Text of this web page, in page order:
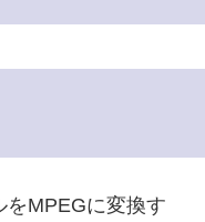
をMPEGに変換す